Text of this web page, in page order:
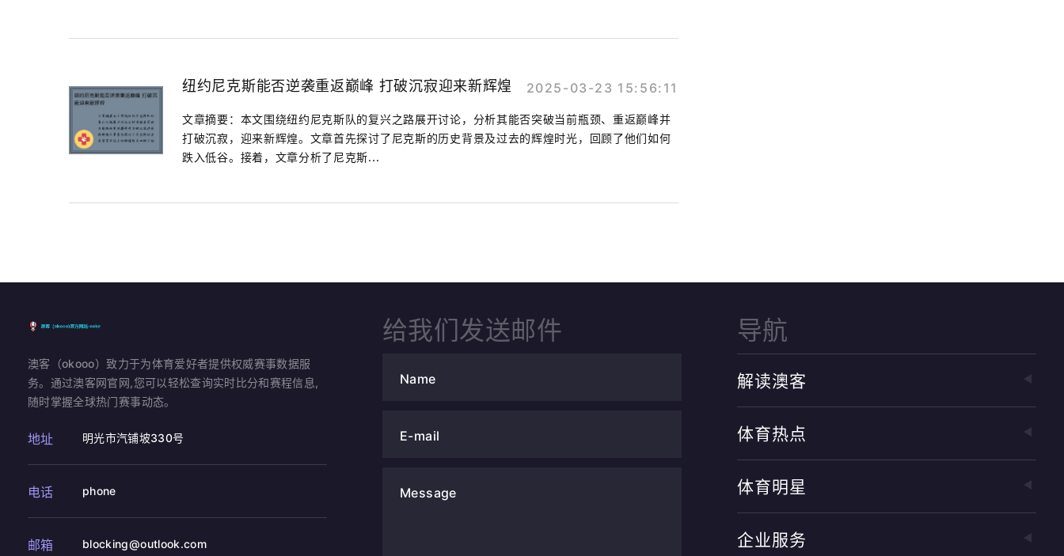
纽约尼克斯能否逆袭重返巅峰 打破沉寂迎来新辉煌 2025-03-23 15:56:11
文章摘要：本文围绕纽约尼克斯队的复兴之路展开讨论，分析其能否突破当前瓶颈、重返巅峰并
打破沉寂，迎来新辉煌。文章首先探讨了尼克斯的历史背景及过去的辉煌时光，回顾了他们如何
跌入低谷。接着，文章分析了尼克斯...
澳客（okooo）致力于为体育爱好者提供权威赛事数据服
务。通过澳客网官网,您可以轻松查询实时比分和赛程信息,
随时掌握全球热门赛事动态。
地址 明光市汽铺坡330号
电话 phone
邮箱 blocking@outlook.com
给我们发送邮件
Name
E-mail
Message
导航
解读澳客
体育热点
体育明星
企业服务